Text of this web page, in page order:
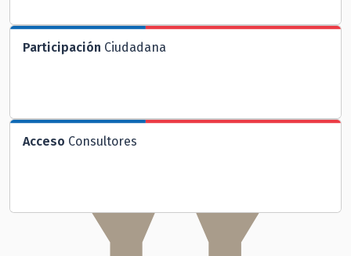
Participación Ciudadana
Acceso Consultores